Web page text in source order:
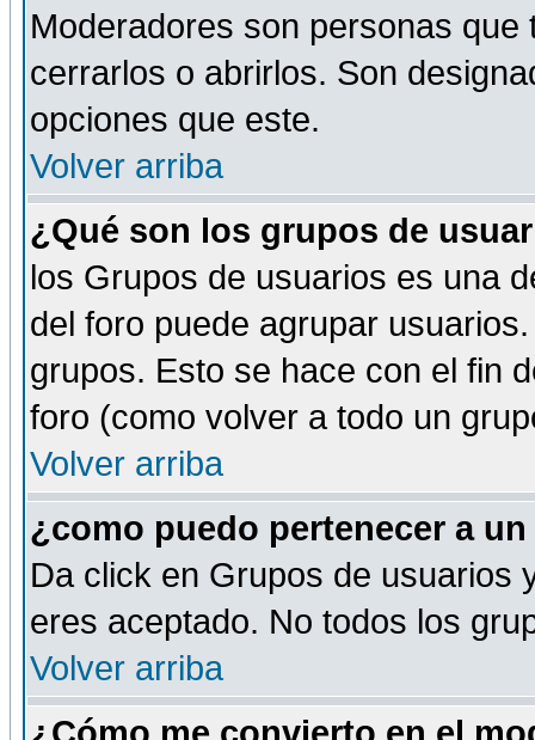
Moderadores son personas
cerrarlos o abrirlos. Son
opciones que este.
Volver arriba
¿Qué son los grupos de
los Grupos de usuarios es una
del foro puede agrupar
grupos. Esto se hace con el fin
foro (como volver a todo un
Volver arriba
¿como puedo pertenecer a
Da click en Grupos de usuarios
eres aceptado. No todos los
Volver arriba